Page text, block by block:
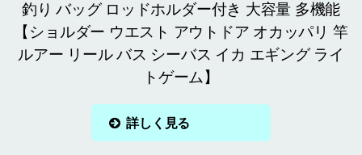
釣り バッグ ロッドホルダー付き 大容量 多機能
【ショルダー ウエスト アウトドア オカッパリ 竿
ルアー リール バス シーバス イカ エギング ライ
トゲーム】
詳しく見る